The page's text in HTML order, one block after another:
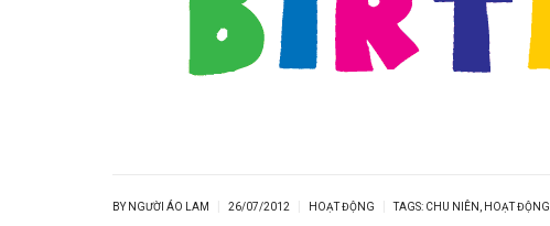
BY NGƯỜI ÁO LAM 26/07/2012 HOẠT ĐỘNG TAGS: CHU NIÊN HOẠT ĐỘNG